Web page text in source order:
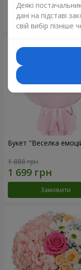
Замовити
Букет "Веселка
1 888 грн
Замовити
Деякі
дані на підставі
свій вибір пізніше